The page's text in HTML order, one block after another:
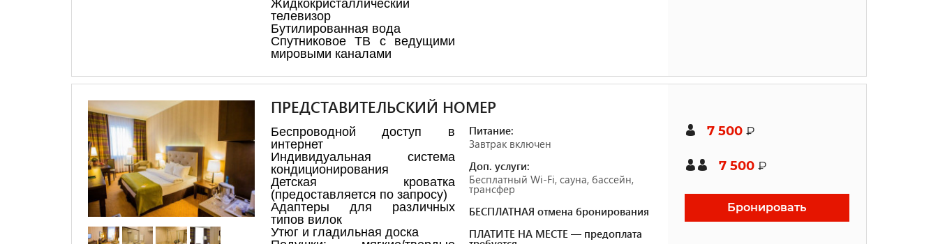
Жидкокристаллический
телевизор
Бутилированная вода
Спутниковое ТВ с ведущими
мировыми каналами
ПРЕДСТАВИТЕЛЬСКИЙ НОМЕР
Беспроводной доступ в
интернет
Индивидуальная система
кондиционирования
Детская кроватка
(предоставляется по запросу)
Адаптеры для различных
типов вилок
Утюг и гладильная доска
Питание:
Завтрак включен
Доп. услуги:
Бесплатный Wi-Fi, сауна, бассейн,
трансфер
БЕСПЛАТНАЯ отмена бронирования
ПЛАТИТЕ НА МЕСТЕ — предоплата
7 500 ₽
7 500 ₽
Бронировать